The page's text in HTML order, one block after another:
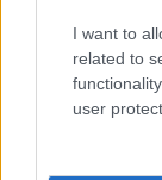
I want to
related to
user